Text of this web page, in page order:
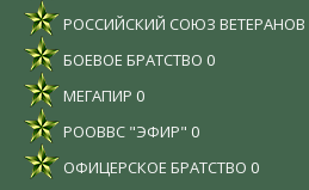
РОССИЙСКИЙ СОЮЗ ВЕТЕРАНОВ
БОЕВОЕ БРАТСТВО 0
МЕГАПИР 0
РООВВС "ЭФИР" 0
ОФИЦЕРСКОЕ БРАТСТВО 0